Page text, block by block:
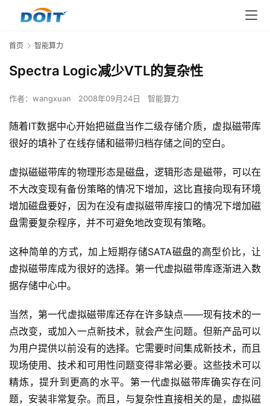
首页 智能算力
Spectra Logic减少VTL的复杂性
作者： wangxuan 2008年09月24日 智能算力
随着IT数据中心开始把磁盘当作二级存储介质，虚拟磁带库
很好的填补了在线存储和磁带归档存储之间的空白。
虚拟磁磁带库的物理形态是磁盘，逻辑形态是磁带，可以在
不大改变现有备份策略的情况下增加，这比直接向现有环境
增加磁盘要好，因为在没有虚拟磁带库接口的情况下增加磁
盘需要复杂程序，并不可避免地改变现有策略。
这种简单的方式，加上短期存储SATA磁盘的高型价比，让
虚拟磁带库成为很好的选择。第一代虚拟磁带库逐渐进入数
据存储中心中。
当然，第一代虚拟磁带库还存在许多缺点——现有技术的一
点改变，或加入一点新技术，就会产生问题。但新产品可以
为用户提供以前没有的选择。它需要时间集成新技术，而且
现场使用、技术和可用性问题变得非常必要。这些技术可以
精炼，提升到更高的水平。第一代虚拟磁带库确实存在问
题，安装非常复杂。而且，与复杂性直接相关的是，虚拟磁